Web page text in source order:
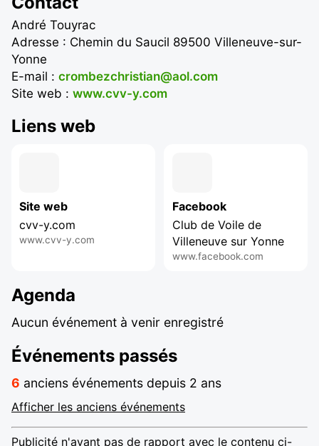
André Touyrac
Adresse : Chemin du Saucil 89500 Villeneuve-sur-
Yonne
E-mail : crombezchristian@aol.com
Site web : www.cvv-y.com
Liens web
Site web
cvv-y.com
www.cvv-y.com
Facebook
Club de Voile de
Villeneuve sur Yonne
www.facebook.com
Agenda
Aucun événement à venir enregistré
Événements passés
6 anciens événements depuis 2 ans
Afficher les anciens événements
Publicité n'ayant pas de rapport avec le contenu ci-